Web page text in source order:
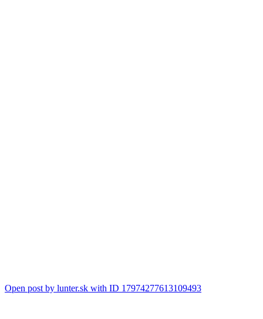
Open post by lunter.sk with ID 17974277613109493